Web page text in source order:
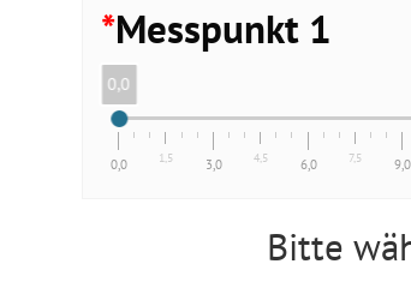
*Messpunkt 1
0,0
0,0 1,5 3,0 4,5 6,0 7,5 9,0
Bitte